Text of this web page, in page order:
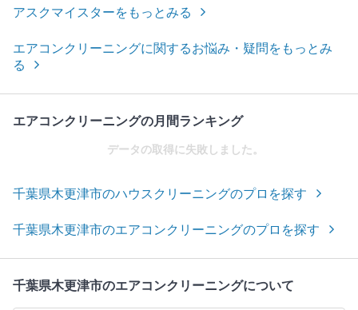
アスクマイスターをもっとみる
エアコンクリーニングに関するお悩み・疑問をもっとみ
る
エアコンクリーニングの月間ランキング
データの取得に失敗しました。
千葉県木更津市のハウスクリーニングのプロを探す
千葉県木更津市のエアコンクリーニングのプロを探す
千葉県木更津市のエアコンクリーニングについて